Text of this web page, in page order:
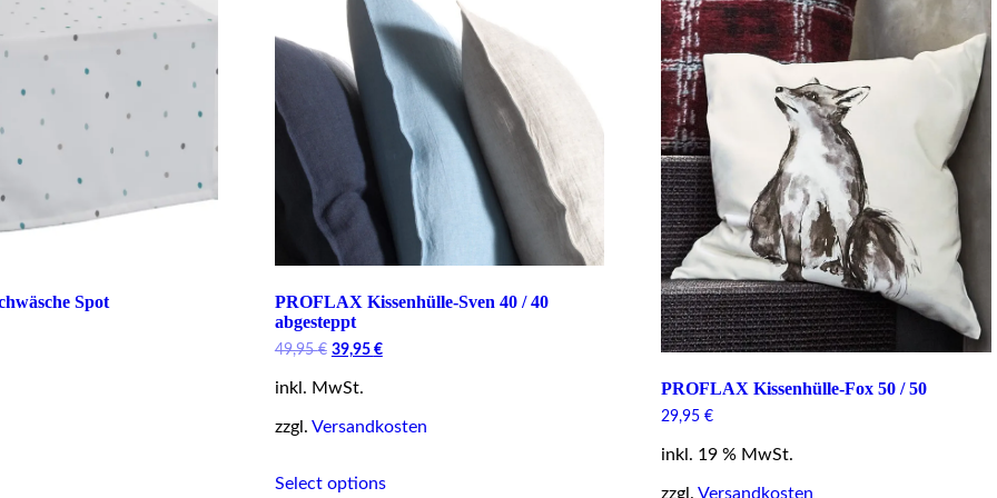
Spot
PROFLAX Kissenhülle-Sven 40 / 40
abgesteppt
49,95€ Original
was:
39,95 €Current
inkl. MwSt.
zzgl. Versandkosten
Select optionsproduct
PROFLAX Kissenhülle-Fox 50 / 50
29,95€
inkl. 19 % MwSt.
zzgl.Versandkosten